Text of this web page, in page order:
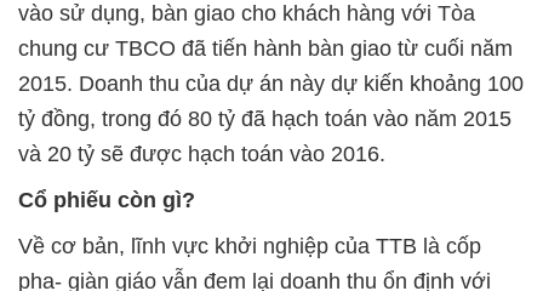
vào sử dụng, bàn giao cho khách hàng với Tòa
chung cư TBCO đã tiến hành bàn giao từ cuối năm
2015. Doanh thu của dự án này dự kiến khoảng 100
tỷ đồng, trong đó 80 tỷ đã hạch toán vào năm 2015
và 20 tỷ sẽ được hạch toán vào 2016.
Cổ phiếu còn gì?
Về cơ bản, lĩnh vực khởi nghiệp của TTB là cốp
pha- giàn giáo vẫn đem lại doanh thu ổn định với